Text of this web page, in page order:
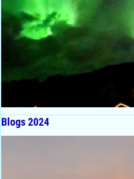
Blogs 2024